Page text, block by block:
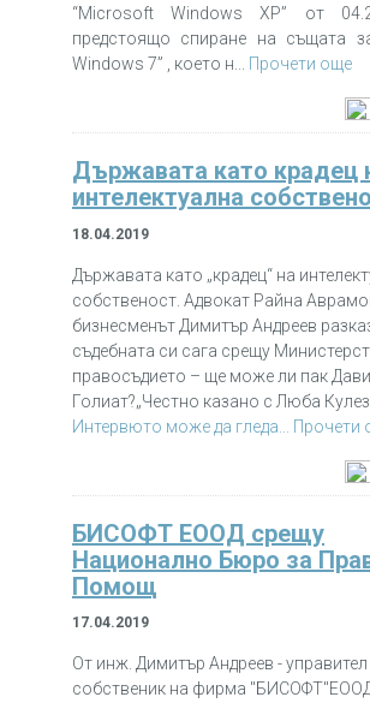
“Microsoft Windows XP” от
предстоящо спиране на същата
Windows 7” , което н... Прочети още
Държавата като крадец
интелектуална
18.04.2019
Държавата като „крадец“ на
собственост. Адвокат Райна
бизнесменът Димитър Андреев
съдебната си сага срещу
правосъдието – ще може ли пак
Голиат?„Честно казано с Люба
Интервюто може да гледа...
Прочети
БИСОФТ ЕООД срещу
Национално Бюро за
Помощ
17.04.2019
От инж. Димитър Андреев - управител
собственик на фирма